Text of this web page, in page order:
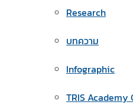
Research
บทความ
Infographic
TRIS Academy